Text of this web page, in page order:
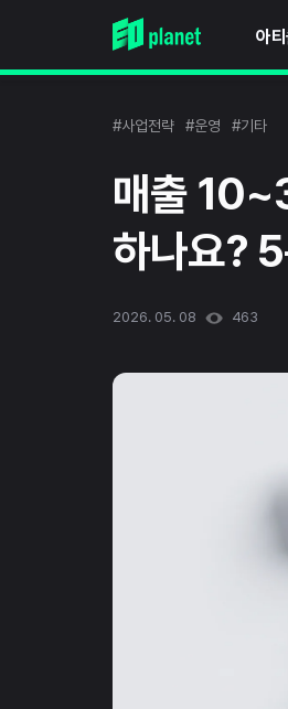
아
#사업전략 #운영 #기타
매출
하나요?
2026. 05. 08 463